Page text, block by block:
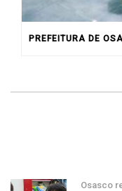
Osasco